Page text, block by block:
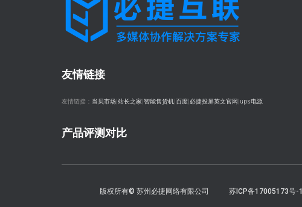
友情链接
友情链接： 当贝市场 站长之家 智能售货机 百度 必捷投屏英文官网 ups电源
产品评测对比
版权所有© 苏州必捷网络有限公司 苏ICP备17005173号-1